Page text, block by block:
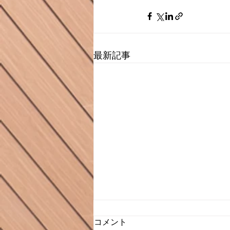
最新記事
コメント